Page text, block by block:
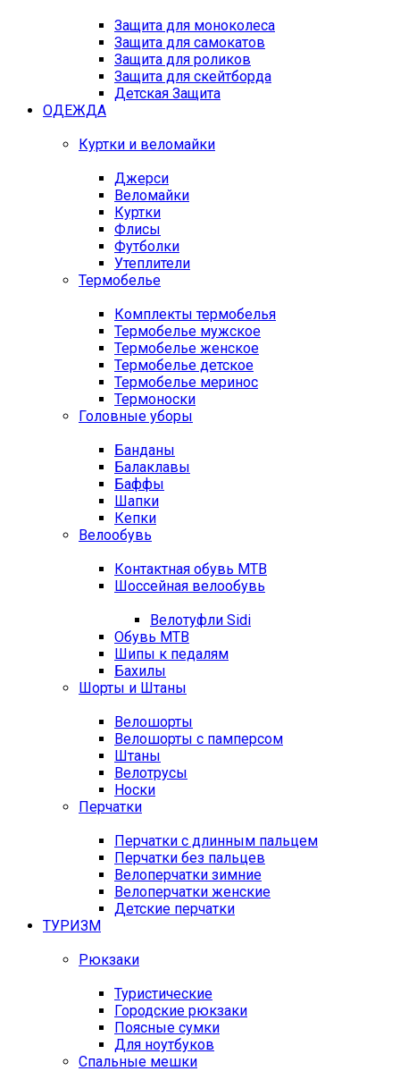
Защита для моноколеса
Защита для самокатов
Защита для роликов
Защита для скейтборда
Детская Защита
ОДЕЖДА
Куртки и веломайки
Джерси
Веломайки
Куртки
Флисы
Футболки
Утеплители
Термобелье
Комплекты термобелья
Термобелье мужское
Термобелье женское
Термобелье детское
Термобелье меринос
Термоноски
Головные уборы
Банданы
Балаклавы
Баффы
Шапки
Кепки
Велообувь
Контактная обувь MTB
Шоссейная велообувь
Велотуфли Sidi
Обувь MTB
Шипы к педалям
Бахилы
Шорты и Штаны
Велошорты
Велошорты с памперсом
Штаны
Велотрусы
Носки
Перчатки
Перчатки с длинным пальцем
Перчатки без пальцев
Велоперчатки зимние
Велоперчатки женские
Детские перчатки
ТУРИЗМ
Рюкзаки
Туристические
Городские рюкзаки
Поясные сумки
Для ноутбуков
Спальные мешки